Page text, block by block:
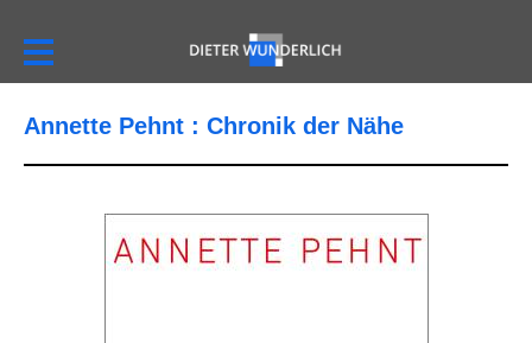
Annette Pehnt : Chronik der Nähe